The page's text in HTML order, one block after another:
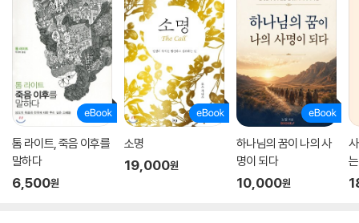
톰 라이트, 죽음 이후를
말하다
6,500원
소명
19,000원
하나님의 꿈이 나의 사
명이 되다
10,000원